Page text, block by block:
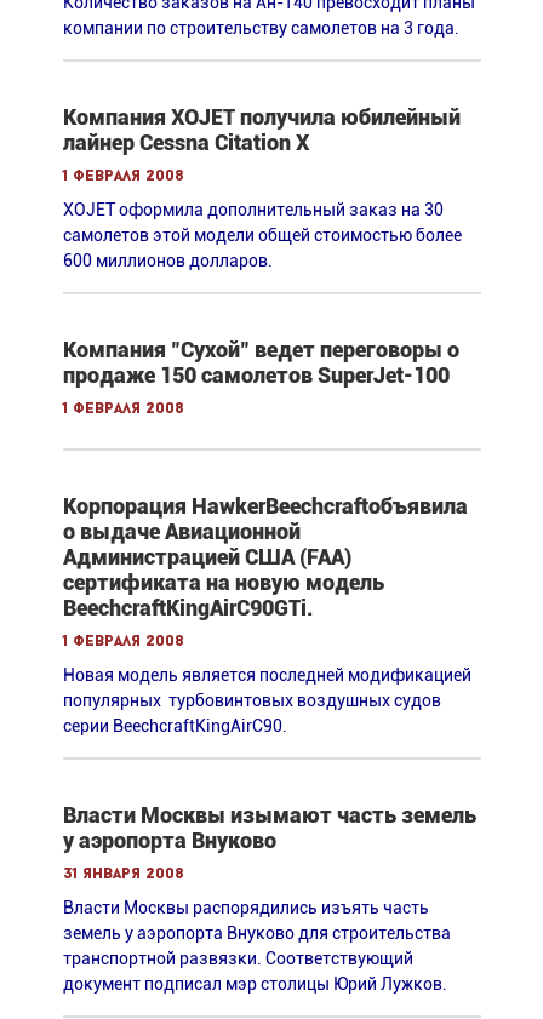
компании по строительству самолетов на 3 года.
Компания XOJET получила юбилейный
лайнер Cessna Citation X
1 февраля 2008
XOJET оформила дополнительный заказ на 30
самолетов этой модели общей стоимостью более
600 миллионов долларов.
Компания "Сухой" ведет переговоры о
продаже 150 самолетов SuperJet-100
1 февраля 2008
Корпорация HawkerBeechcraftобъявила
о выдаче Авиационной
Администрацией США (FAA)
сертификата на новую модель
BeechcraftKingAirC90GTi.
1 февраля 2008
Новая модель является последней модификацией
популярных турбовинтовых воздушных судов
серии BeechcraftKingAirC90.
Власти Москвы изымают часть земель
у аэропорта Внуково
31 января 2008
Власти Москвы распорядились изъять часть
земель у аэропорта Внуково для строительства
транспортной развязки. Cоответствующий
документ подписал мэр столицы Юрий Лужков.